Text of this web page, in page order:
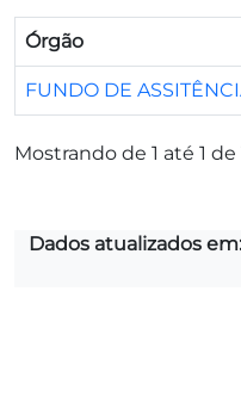
Órgão
FUNDO DE
Mostrando de 1 até 1
Dados atualizados em: